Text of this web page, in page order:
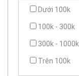
Dưới 100k
100k - 300k
300k - 1000k
Trên 100k